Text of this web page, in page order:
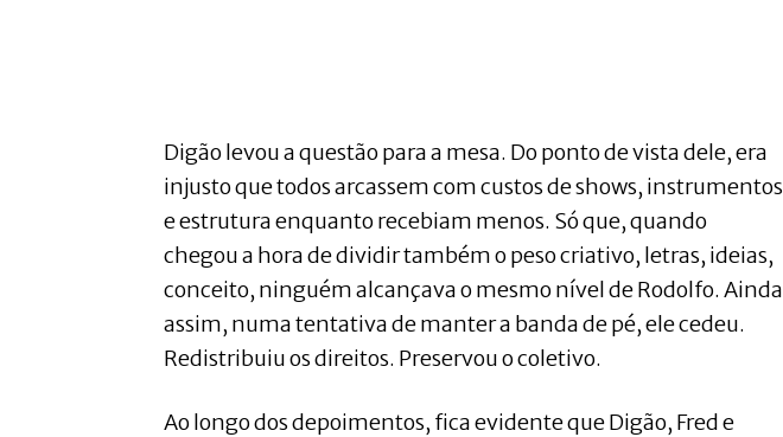
Digão levou a questão para a mesa. Do ponto de vista dele, era
injusto que todos arcassem com custos de shows, instrumentos
e estrutura enquanto recebiam menos. Só que, quando
chegou a hora de dividir também o peso criativo, letras, ideias,
conceito, ninguém alcançava o mesmo nível de Rodolfo. Ainda
assim, numa tentativa de manter a banda de pé, ele cedeu.
Redistribuiu os direitos. Preservou o coletivo.
Ao longo dos depoimentos, fica evidente que Digão, Fred e